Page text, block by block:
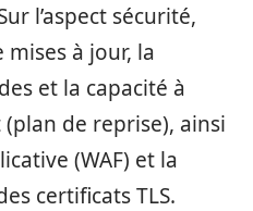
l’aspect sécurité,
à jour, la
et la capacité à
de reprise), ainsi
(WAF) et la
certificats TLS.